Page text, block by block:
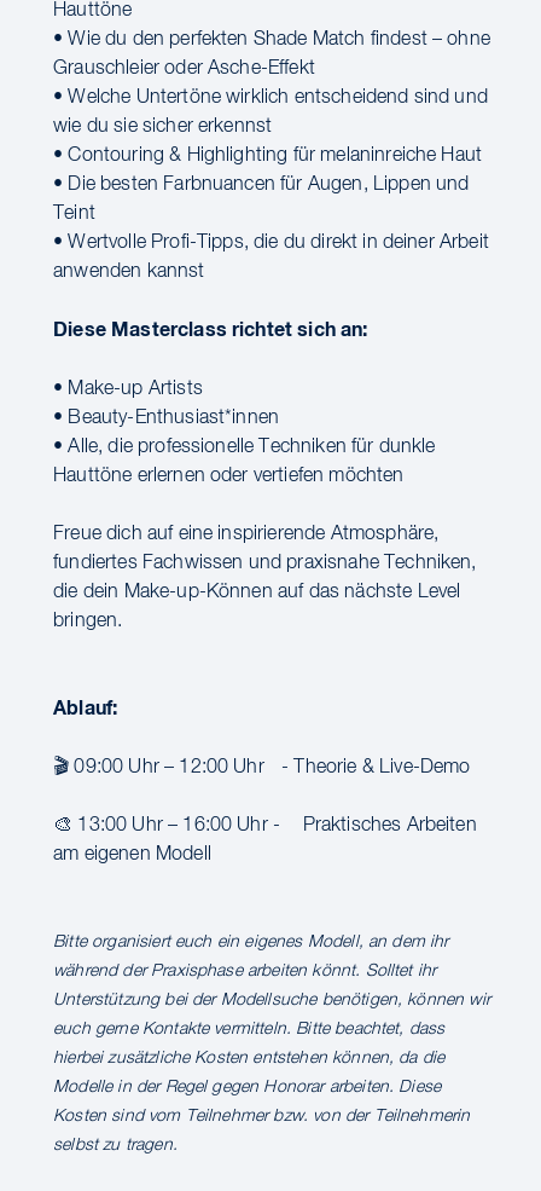
Hauttöne
• Wie du den perfekten Shade Match findest – ohne
Grauschleier oder Asche-Effekt
• Welche Untertöne wirklich entscheidend sind und
wie du sie sicher erkennst
• Contouring & Highlighting für melaninreiche Haut
• Die besten Farbnuancen für Augen, Lippen und
Teint
• Wertvolle Profi-Tipps, die du direkt in deiner Arbeit
anwenden kannst
Diese Masterclass richtet sich an:
• Make-up Artists
• Beauty-Enthusiast*innen
• Alle, die professionelle Techniken für dunkle
Hauttöne erlernen oder vertiefen möchten
Freue dich auf eine inspirierende Atmosphäre,
fundiertes Fachwissen und praxisnahe Techniken,
die dein Make-up-Können auf das nächste Level
bringen.
Ablauf:
🎬 09:00 Uhr – 12:00 Uhr - Theorie & Live-Demo
🎨 13:00 Uhr – 16:00 Uhr - Praktisches Arbeiten
am eigenen Modell
Bitte organisiert euch ein eigenes Modell, an dem ihr
während der Praxisphase arbeiten könnt. Solltet ihr
Unterstützung bei der Modellsuche benötigen, können wir
euch gerne Kontakte vermitteln. Bitte beachtet, dass
hierbei zusätzliche Kosten entstehen können, da die
Modelle in der Regel gegen Honorar arbeiten. Diese
Kosten sind vom Teilnehmer bzw. von der Teilnehmerin
selbst zu tragen.